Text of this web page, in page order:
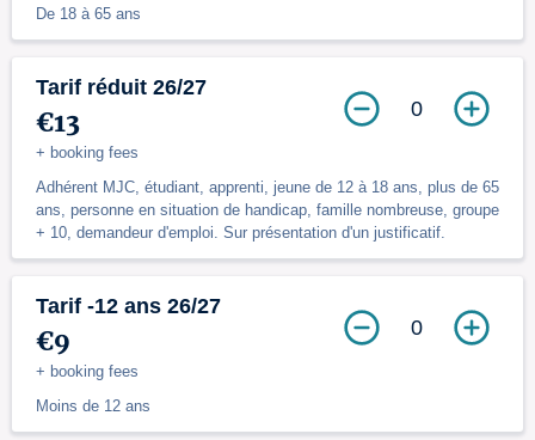
De 18 à 65 ans
Tarif réduit 26/27
€13
+ booking fees
Adhérent MJC, étudiant, apprenti, jeune de 12 à 18 ans, plus de 65
ans, personne en situation de handicap, famille nombreuse, groupe
+ 10, demandeur d'emploi. Sur présentation d'un justificatif.
0
Tarif -12 ans 26/27
€9
+ booking fees
Moins de 12 ans
0